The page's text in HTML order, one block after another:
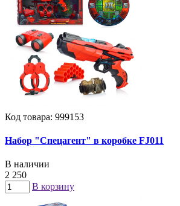
Код товара: 999153
Набор "Спецагент" в коробке FJ011
В наличии
2 250
В корзину